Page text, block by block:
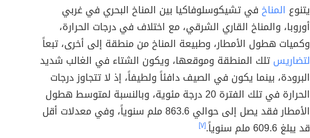
يتنوع المناخفي تشيكوسلوفاكيا بين المناخ البحري في غربي
أوروبا، والمناخ القاري الشرقي، مع اختلاف في درجات الحرارة،
وكميات هطول الأمطار، وطبيعة المناخ من منطقة إلى أخرى، تبعاً
لتضاريستلك المنطقة وموقعها، ويكون الشتاء في الغالب شديد
البرودة، بينما يكون في الصيف دافئاً ولطيفاً، إذ لا تتجاوز درجات
الحرارة في تلك الفترة 20 درجة مئوية، وبالنسبة لمتوسط هطول
الأمطار فقد يصل إلى حوالي 863.6 ملم سنوياً، وفي معدلات أقل
قد يبلغ 609.6 ملم سنوياً.
[٧]